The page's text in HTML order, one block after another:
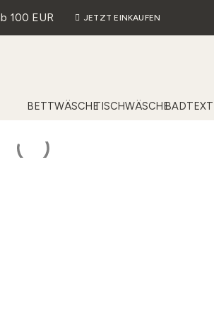
100 EUR JETZT EINKAUFEN
BETTWÄSCHETISCHWÄSCHE